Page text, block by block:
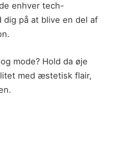
enhver tech-
på at blive en del af
mode? Hold da øje
med æstetisk flair,